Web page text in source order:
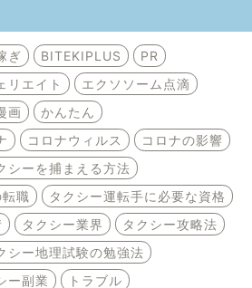
ぎ BITEKIPLUS
PR
リエイト
エクソソーム点滴
画
かんたん
コロナウィルス
コロナの影響
シーを捕まえる方法
職
タクシー運転手に必要な資格
タクシー業界
タクシー攻略法
シー地理試験の勉強法
ー副業 トラブル